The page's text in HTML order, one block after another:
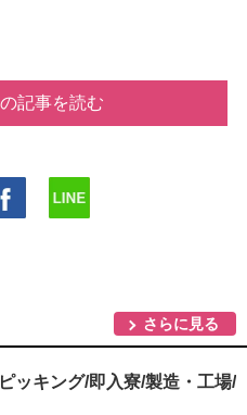
記事を読む
さらに見る
ッキング/即入寮/製造・工場/